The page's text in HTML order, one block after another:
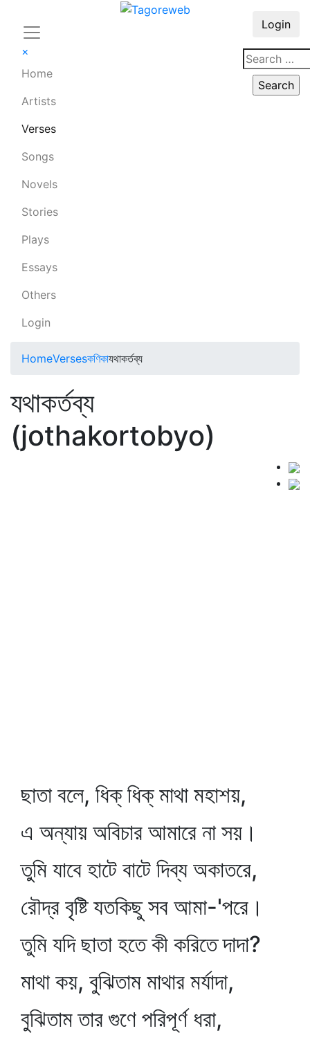
×
Home
Artists
Verses
Songs
Novels
Stories
Plays
Essays
Others
Login
Login
HomeVersesকণিকাযথাকর্তব্য
যথাকর্তব্য
(jothakortobyo)
ছাতা বলে, ধিক্‌ ধিক্‌ মাথা মহাশয়,
এ অন্যায় অবিচার আমারে না সয়।
তুমি যাবে হাটে বাটে দিব্য অকাতরে,
রৌদ্র বৃষ্টি যতকিছু সব আমা-'পরে।
তুমি যদি ছাতা হতে কী করিতে দাদা?
মাথা কয়, বুঝিতাম মাথার মর্যাদা,
বুঝিতাম তার গুণে পরিপূর্ণ ধরা,